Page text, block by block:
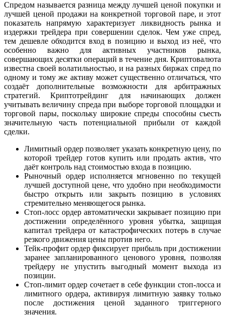
Спредом называется разница между лучшей ценой покупки и
лучшей ценой продажи на конкретной торговой паре, и этот
показатель напрямую характеризует ликвидность рынка и
издержки трейдера при совершении сделок. Чем уже спред,
тем дешевле обходится вход в позицию и выход из неё, что
особенно важно для активных участников рынка,
совершающих десятки операций в течение дня. Криптовалюта
известна своей волатильностью, и на разных биржах спред по
одному и тому же активу может существенно отличаться, что
создаёт дополнительные возможности для арбитражных
стратегий. Криптотрейдинг для начинающих должен
учитывать величину спреда при выборе торговой площадки и
торговой пары, поскольку широкие спреды способны съесть
значительную часть потенциальной прибыли от каждой
сделки.
Лимитный ордер позволяет указать конкретную цену, по
которой трейдер готов купить или продать актив, что
даёт контроль над стоимостью входа в позицию.
Рыночный ордер исполняется мгновенно по текущей
лучшей доступной цене, что удобно при необходимости
быстро открыть или закрыть позицию в условиях
стремительно меняющегося рынка.
Стоп-лосс ордер автоматически закрывает позицию при
достижении определённого уровня убытка, защищая
капитал трейдера от катастрофических потерь в случае
резкого движения цены против него.
Тейк-профит ордер фиксирует прибыль при достижении
заранее запланированного ценового уровня, позволяя
трейдеру не упустить выгодный момент выхода из
позиции.
Стоп-лимит ордер сочетает в себе функции стоп-лосса и
лимитного ордера, активируя лимитную заявку только
после достижения ценой заданного триггерного
значения.